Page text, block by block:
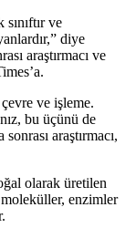
ve
diye
araştırmacı ve
ve işleme.
bu üçünü de
araştırmacı,
olarak üretilen
enzimler